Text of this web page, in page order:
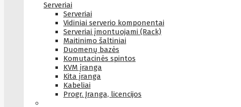
Serveriai
Serveriai
Vidiniai serverio komponentai
Serveriai įmontuojami (Rack)
Maitinimo šaltiniai
Duomenų bazės
Komutacinės spintos
KVM įranga
Kita įranga
Kabeliai
Progr. Įranga, licencijos